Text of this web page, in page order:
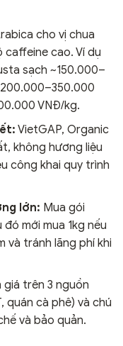
cho vị chua
caffeine cao. Ví dụ
sạch ~150.000–
VNĐ/kg.
VietGAP, Organic
không hương liệu
công khai quy trình
lớn: Mua gói
mới mua 1kg nếu
và tránh lãng phí khi
giá trên 3 nguồn
quán cà phê) và chú
và bảo quản.